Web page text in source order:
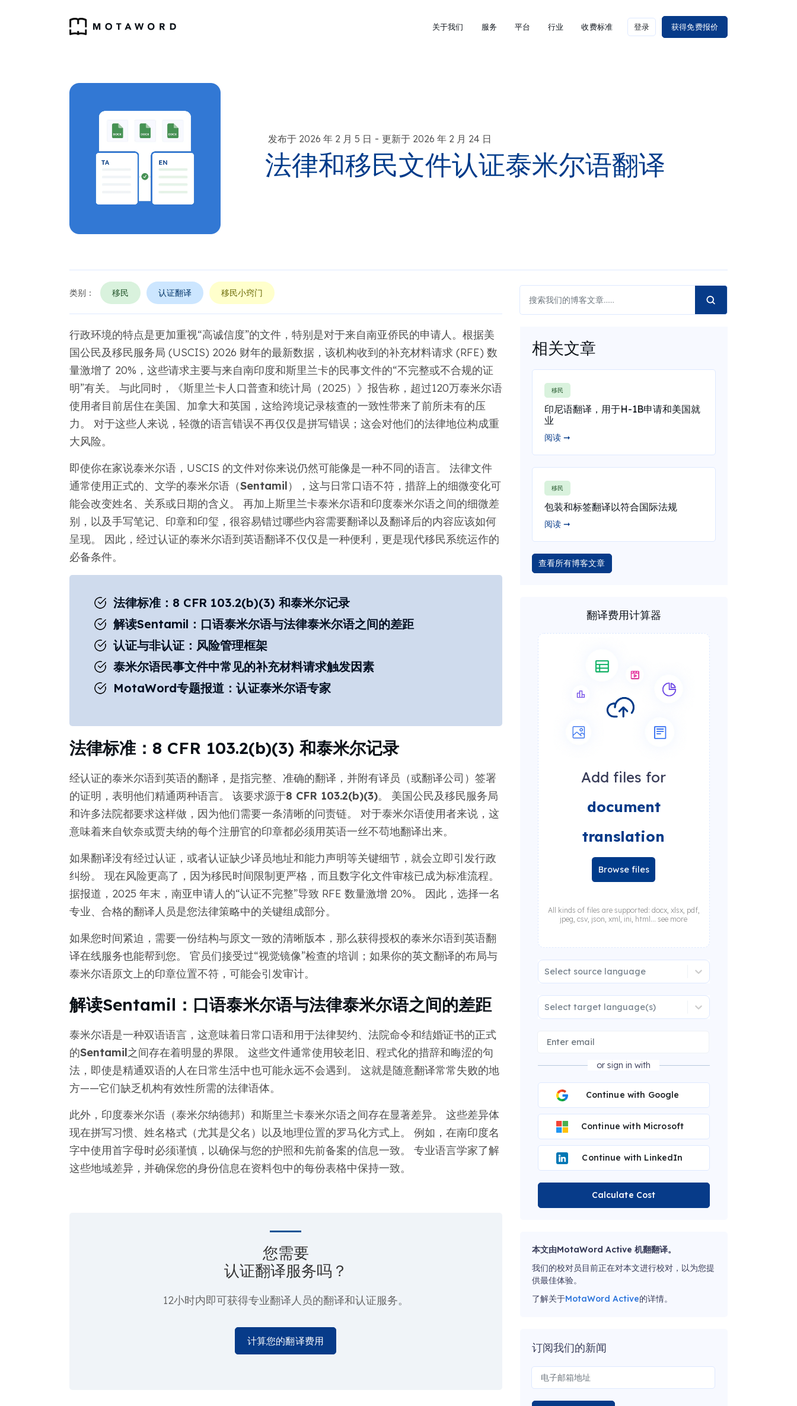
关于我们 服务 平台 行业 收费标准 登录 获得免费报价
发布于 2026 年 2 月 5 日 - 更新于 2026 年 2 月 24 日
法律和移民文件认证泰米尔语翻译
类别： 移民 认证翻译 移民小窍门
行政环境的特点是更加重视“高诚信度”的文件，特别是对于来自南亚侨民的申请人。根据美
国公民及移民服务局 (USCIS) 2026 财年的最新数据，该机构收到的补充材料请求 (RFE) 数
量激增了 20%，这些请求主要与来自南印度和斯里兰卡的民事文件的“不完整或不合规的证
明”有关。 与此同时，《斯里兰卡人口普查和统计局（2025）》报告称，超过120万泰米尔语
使用者目前居住在美国、加拿大和英国，这给跨境记录核查的一致性带来了前所未有的压
力。 对于这些人来说，轻微的语言错误不再仅仅是拼写错误；这会对他们的法律地位构成重
大风险。
即使你在家说泰米尔语，USCIS 的文件对你来说仍然可能像是一种不同的语言。 法律文件
通常使用正式的、文学的泰米尔语（Sentamil），这与日常口语不符，措辞上的细微变化可
能会改变姓名、关系或日期的含义。 再加上斯里兰卡泰米尔语和印度泰米尔语之间的细微差
别，以及手写笔记、印章和印玺，很容易错过哪些内容需要翻译以及翻译后的内容应该如何
呈现。 因此，经过认证的泰米尔语到英语翻译不仅仅是一种便利，更是现代移民系统运作的
必备条件。
法律标准：8 CFR 103.2(b)(3) 和泰米尔记录
解读Sentamil：口语泰米尔语与法律泰米尔语之间的差距
认证与非认证：风险管理框架
泰米尔语民事文件中常见的补充材料请求触发因素
MotaWord专题报道：认证泰米尔语专家
法律标准：8 CFR 103.2(b)(3) 和泰米尔记录
经认证的泰米尔语到英语的翻译，是指完整、准确的翻译，并附有译员（或翻译公司）签署
的证明，表明他们精通两种语言。 该要求源于8 CFR 103.2(b)(3)。 美国公民及移民服务局
和许多法院都要求这样做，因为他们需要一条清晰的问责链。 对于泰米尔语使用者来说，这
意味着来自钦奈或贾夫纳的每个注册官的印章都必须用英语一丝不苟地翻译出来。
如果翻译没有经过认证，或者认证缺少译员地址和能力声明等关键细节，就会立即引发行政
纠纷。 现在风险更高了，因为移民时间限制更严格，而且数字化文件审核已成为标准流程。
据报道，2025 年末，南亚申请人的“认证不完整”导致 RFE 数量激增 20%。 因此，选择一名
专业、合格的翻译人员是您法律策略中的关键组成部分。
如果您时间紧迫，需要一份结构与原文一致的清晰版本，那么获得授权的泰米尔语到英语翻
译在线服务也能帮到您。 官员们接受过“视觉镜像”检查的培训；如果你的英文翻译的布局与
泰米尔语原文上的印章位置不符，可能会引发审计。
解读Sentamil：口语泰米尔语与法律泰米尔语之间的差距
泰米尔语是一种双语语言，这意味着日常口语和用于法律契约、法院命令和结婚证书的正式
的Sentamil之间存在着明显的界限。 这些文件通常使用较老旧、程式化的措辞和晦涩的句
法，即使是精通双语的人在日常生活中也可能永远不会遇到。 这就是随意翻译常常失败的地
方——它们缺乏机构有效性所需的法律语体。
此外，印度泰米尔语（泰米尔纳德邦）和斯里兰卡泰米尔语之间存在显著差异。 这些差异体
现在拼写习惯、姓名格式（尤其是父名）以及地理位置的罗马化方式上。 例如，在南印度名
字中使用首字母时必须谨慎，以确保与您的护照和先前备案的信息一致。 专业语言学家了解
这些地域差异，并确保您的身份信息在资料包中的每份表格中保持一致。
您需要
认证翻译服务吗？
12小时内即可获得专业翻译人员的翻译和认证服务。
计算您的翻译费用
相关文章
移民
印尼语翻译，用于H-1B申请和美国就
业
阅读 ➞
移民
包装和标签翻译以符合国际法规
阅读 ➞
查看所有博客文章
翻译费用计算器
Add files for
document
translation
Browse files
All kinds of files are supported: docx, xlsx, pdf,
jpeg, csv, json, xml, ini, html... see more
Select source language
Select target language(s)
or sign in with
Continue with Google
Continue with Microsoft
Continue with LinkedIn
Calculate Cost
本文由MotaWord Active 机翻翻译。
我们的校对员目前正在对本文进行校对，以为您提
供最佳体验。
了解关于MotaWord Active的详情。
订阅我们的新闻